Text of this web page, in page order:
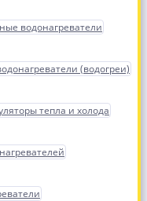
водонагреватели
(водогреи)
тепла и холода